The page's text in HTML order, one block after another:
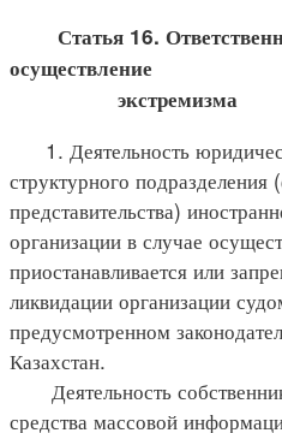
Статья 16.
осуществление
экстремизма
1. Деятельность
структурного подразделения
представительства)
организации в случае
приостанавливается или
ликвидации организации
предусмотренном
Казахстан.
Деятельность
средства массовой